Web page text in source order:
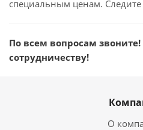
специальным ценам. Следите
По всем вопросам
сотрудничеству!
О